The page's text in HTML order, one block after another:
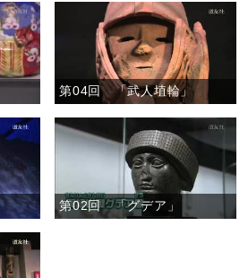
第04回 「武人埴輪」
第02回 「グデア」